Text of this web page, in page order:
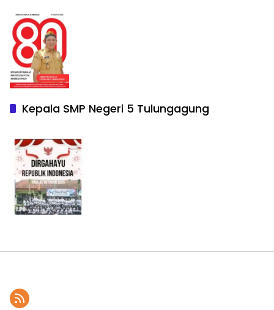
Kepala SMP Negeri 5 Tulungagung